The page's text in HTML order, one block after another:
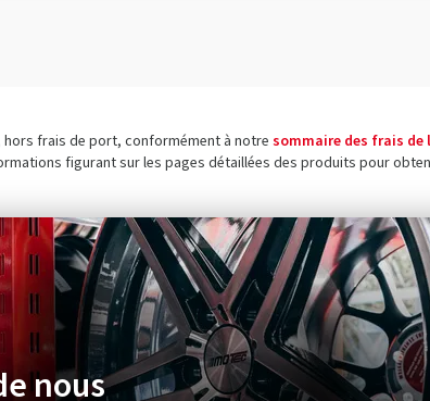
hors frais de port, conformément à notre sommaire des frais de
figurant sur les pages détaillées des produits pour
nous